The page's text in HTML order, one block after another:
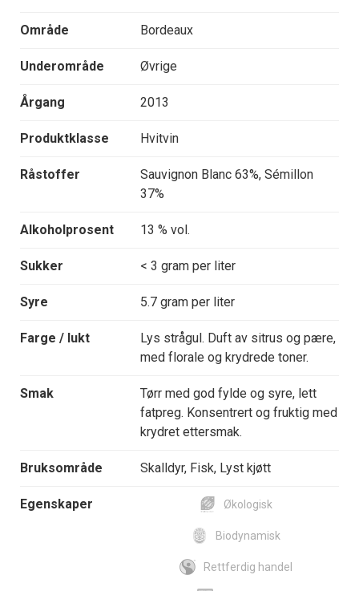
Område Bordeaux
Underområde Øvrige
Årgang 2013
Produktklasse Hvitvin
Råstoffer
Sauvignon Blanc 63%, Sémillon
37%
Alkoholprosent 13 % vol.
Sukker < 3 gram per liter
Syre 5.7 gram per liter
Farge / lukt
Lys strågul. Duft av sitrus og pære,
med florale og krydrede toner.
Smak
Tørr med god fylde og syre, lett
fatpreg. Konsentrert og fruktig med
krydret ettersmak.
Bruksområde Skalldyr, Fisk, Lyst kjøtt
Egenskaper Økologisk
Biodynamisk
Rettferdig handel